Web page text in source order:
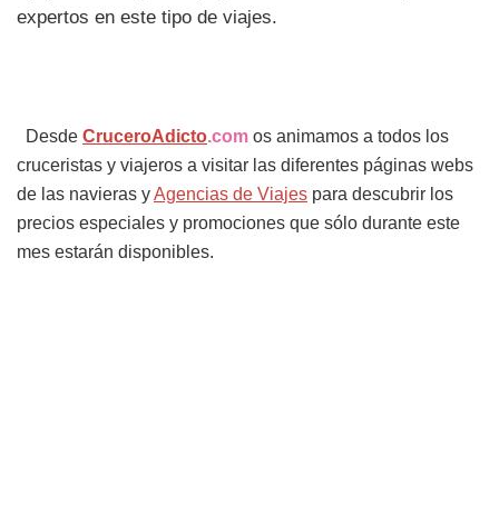
expertos en este tipo de viajes.
Desde CruceroAdicto.com os animamos a todos los
cruceristas y viajeros a visitar las diferentes páginas webs
de las navieras yAgencias de Viajes para descubrir los
precios especiales y promociones que sólo durante este
mes estarán disponibles.